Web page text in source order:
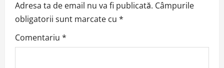
v
i
g
Adresa ta de email nu va fi publicată. Câmpurile
obligatorii sunt marcate cu *
Comentariu *